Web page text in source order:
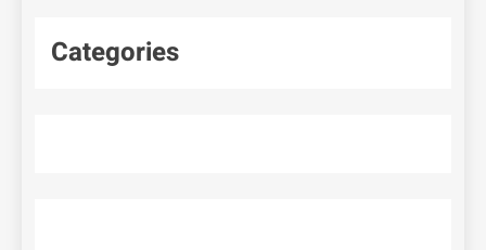
Categories